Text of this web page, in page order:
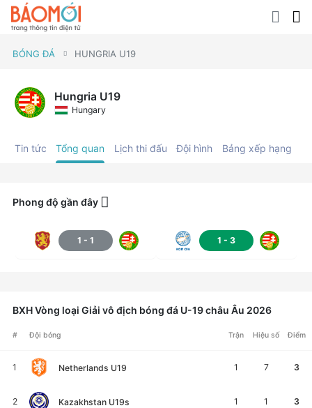
BÓNG ĐÁ HUNGRIA U19
Hungria U19
Hungary
Tin tức Tổng quan Lịch thi đấu Đội hình Bảng xếp hạng
Phong độ gần đây
1 - 1 1 -3
BXHVòng loại Giải vô địch bóng đá U-19 châu Âu 2026
# Đội bóng Trận Hiệu số Điểm
1 Netherlands U19 1 7 3
2 Kazakhstan U19s 1 1 3